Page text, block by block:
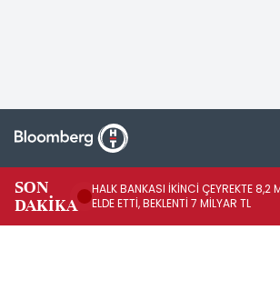
SON
DAKİKA
HALK BANKASI İKİNCİ ÇEYREKTE 8,2
ELDE ETTİ, BEKLENTİ 7 MİLYAR TL